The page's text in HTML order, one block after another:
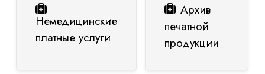
Немедицинские
платные услуги
Архив
печатной
продукции